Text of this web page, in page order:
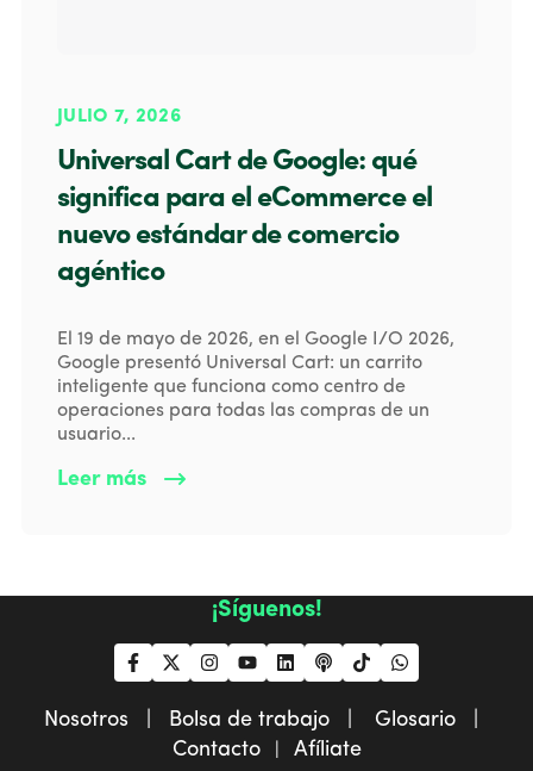
JULIO 7, 2026
Universal Cart de Google: qué
significa para el eCommerce el
nuevo estándar de comercio
agéntico
El 19 de mayo de 2026, en el Google I/O 2026,
Google presentó Universal Cart: un carrito
inteligente que funciona como centro de
operaciones para todas las compras de un
usuario...
Leer más
¡Síguenos!
Nosotros | Bolsa de trabajo |
Glosario |
Contacto| Afíliate